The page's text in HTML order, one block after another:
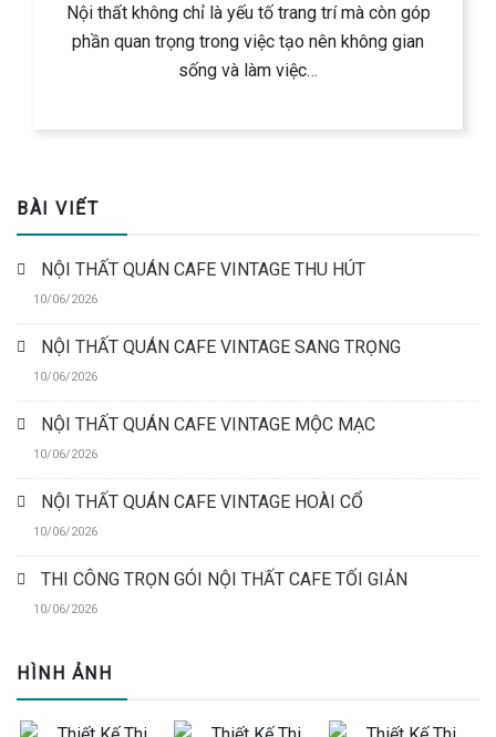
Nội thất không chỉ là yếu tố trang trí mà còn góp
phần quan trọng trong việc tạo nên không gian
sống và làm việc…
BÀI VIẾT
NỘI THẤT QUÁN CAFE VINTAGE THU HÚT
10/06/2026
NỘI THẤT QUÁN CAFE VINTAGE SANG TRỌNG
10/06/2026
NỘI THẤT QUÁN CAFE VINTAGE MỘC MẠC
10/06/2026
NỘI THẤT QUÁN CAFE VINTAGE HOÀI CỔ
10/06/2026
THI CÔNG TRỌN GÓI NỘI THẤT CAFE TỐI GIẢN
10/06/2026
HÌNH ẢNH